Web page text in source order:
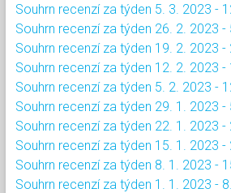
Souhrn recenzí za týden 5. 3. 2023 -
Souhrn recenzí za týden 26. 2. 2023 -
Souhrn recenzí za týden 19. 2. 2023 -
Souhrn recenzí za týden 12. 2. 2023 -
Souhrn recenzí za týden 5. 2. 2023 -
Souhrn recenzí za týden 29. 1. 2023 -
Souhrn recenzí za týden 22. 1. 2023 -
Souhrn recenzí za týden 15. 1. 2023 -
Souhrn recenzí za týden 8. 1. 2023 -
Souhrn recenzí za týden 1. 1. 2023 - 8.